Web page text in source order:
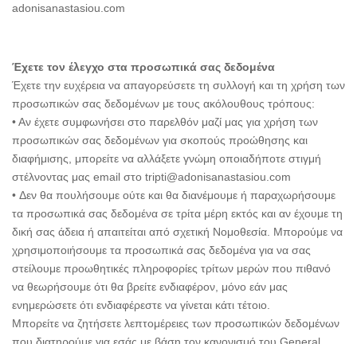
adonisanastasiou.com
Έχετε τον έλεγχο στα προσωπικά σας δεδομένα
Έχετε την ευχέρεια να απαγορεύσετε τη συλλογή και τη χρήση των
προσωπικών σας δεδομένων με τους ακόλουθους τρόπους:
• Αν έχετε συμφωνήσει στο παρελθόν μαζί μας για χρήση των
προσωπικών σας δεδομένων για σκοπούς προώθησης και
διαφήμισης, μπορείτε να αλλάξετε γνώμη οποιαδήποτε στιγμή
στέλνοντας μας email στο tripti@adonisanastasiou.com
• Δεν θα πουλήσουμε ούτε και θα διανέμουμε ή παραχωρήσουμε
τα προσωπικά σας δεδομένα σε τρίτα μέρη εκτός και αν έχουμε τη
δική σας άδεια ή απαιτείται από σχετική Νομοθεσία. Μπορούμε να
χρησιμοποιήσουμε τα προσωπικά σας δεδομένα για να σας
στείλουμε προωθητικές πληροφορίες τρίτων μερών που πιθανό
να θεωρήσουμε ότι θα βρείτε ενδιαφέρον, μόνο εάν μας
ενημερώσετε ότι ενδιαφέρεστε να γίνεται κάτι τέτοιο.
Μπορείτε να ζητήσετε λεπτομέρειες των προσωπικών δεδομένων